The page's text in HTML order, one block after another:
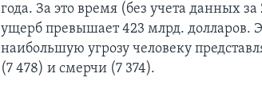
года. За это время (без учета данных
ущерб превышает 423 млрд. долларов.
наибольшую угрозу человеку
(7 478) и смерчи (7 374).